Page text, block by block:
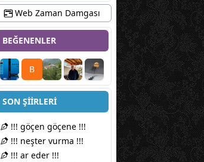
Web Zaman Damgası
BEĞENENLER
B
SON ŞİİRLERİ
!!! göçen göçene !!!
!!! neşter vurma !!!
!!! ar eder !!!